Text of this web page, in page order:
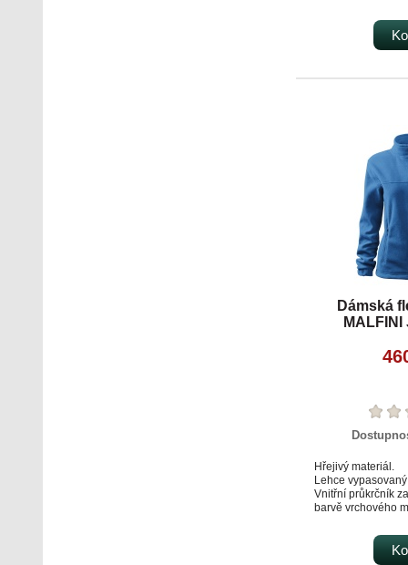
Dámská
Hřejivý materiál.
Lehce
Vnitřní průkrčník
barvě vrchového
Kapsy s kostěným
Dolní lem na